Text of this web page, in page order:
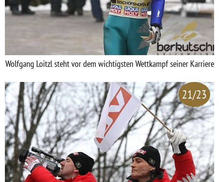
Wolfgang Loitzl steht vor dem wichtigsten Wettkampf seiner Karriere
21/23